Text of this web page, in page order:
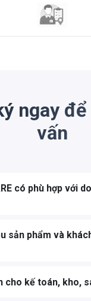
ngay
vấn
có phù hợp với
sản phẩm và
cho kế toán, kho,